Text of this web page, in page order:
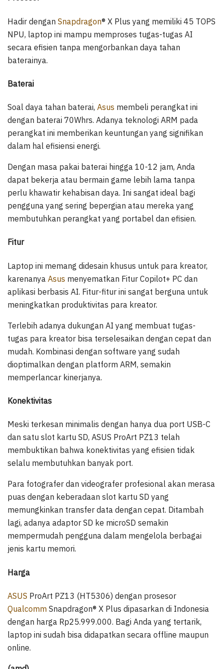
Hadir dengan Snapdragon® X Plus yang memiliki 45 TOPS
NPU, laptop ini mampu memproses tugas-tugas AI
secara efisien tanpa mengorbankan daya tahan
baterainya.
Baterai
Soal daya tahan baterai, Asus membeli perangkat ini
dengan baterai 70Whrs. Adanya teknologi ARM pada
perangkat ini memberikan keuntungan yang signifikan
dalam hal efisiensi energi.
Dengan masa pakai baterai hingga 10-12 jam, Anda
dapat bekerja atau bermain game lebih lama tanpa
perlu khawatir kehabisan daya. Ini sangat ideal bagi
pengguna yang sering bepergian atau mereka yang
membutuhkan perangkat yang portabel dan efisien.
Fitur
Laptop ini memang didesain khusus untuk para kreator,
karenanya Asus menyematkan Fitur Copilot+ PC dan
aplikasi berbasis AI. Fitur-fitur ini sangat berguna untuk
meningkatkan produktivitas para kreator.
Terlebih adanya dukungan AI yang membuat tugas-
tugas para kreator bisa terselesaikan dengan cepat dan
mudah. Kombinasi dengan software yang sudah
dioptimalkan dengan platform ARM, semakin
memperlancar kinerjanya.
Konektivitas
Meski terkesan minimalis dengan hanya dua port USB-C
dan satu slot kartu SD, ASUS ProArt PZ13 telah
membuktikan bahwa konektivitas yang efisien tidak
selalu membutuhkan banyak port.
Para fotografer dan videografer profesional akan merasa
puas dengan keberadaan slot kartu SD yang
memungkinkan transfer data dengan cepat. Ditambah
lagi, adanya adaptor SD ke microSD semakin
mempermudah pengguna dalam mengelola berbagai
jenis kartu memori.
Harga
ASUS ProArt PZ13 (HT5306) dengan prosesor
Qualcomm Snapdragon® X Plus dipasarkan di Indonesia
dengan harga Rp25.999.000. Bagi Anda yang tertarik,
laptop ini sudah bisa didapatkan secara offline maupun
online.